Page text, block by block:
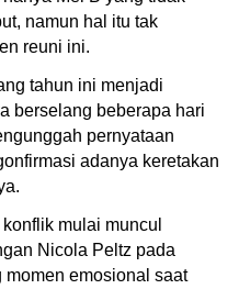
namun hal itu tak
reuni ini.
tahun ini menjadi
berselang beberapa hari
pernyataan
adanya keretakan
mulai muncul
Nicola Peltz pada
emosional saat